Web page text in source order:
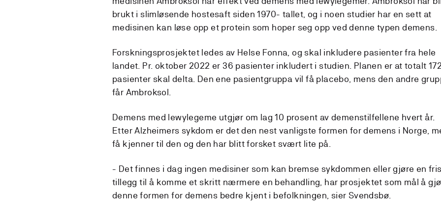
brukt i slimløsende hostesaft siden 1970- tallet, og i noen studier har en sett at
medisinen kan løse opp et protein som hoper seg opp ved denne typen demens.
Forskningsprosjektet ledes av Helse Fonna, og skal inkludere pasienter fra hele
landet. Pr. oktober 2022 er 36 pasienter inkludert i studien. Planen er at totalt
pasienter skal delta. Den ene pasientgruppa vil få placebo, mens den andre
får Ambroksol.
Demens med lewylegeme utgjør om lag 10 prosent av demenstilfellene hvert år.
Etter Alzheimers sykdom er det den nest vanligste formen for demens i Norge,
få kjenner til den og den har blitt forsket svært lite på.
- Det finnes i dag ingen medisiner som kan bremse sykdommen eller gjøre en
tillegg til å komme et skritt nærmere en behandling, har prosjektet som mål å
denne formen for demens bedre kjent i befolkningen, sier Svendsbø.